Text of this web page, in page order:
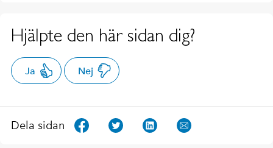
Hjälpte den här sidan dig?
Ja Nej
Dela sidan